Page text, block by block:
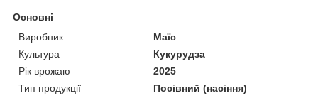
Основні
Виробник
Маїс
Культура
Кукурудза
Рік врожаю
2025
Тип продукції
Посівний (насіння)